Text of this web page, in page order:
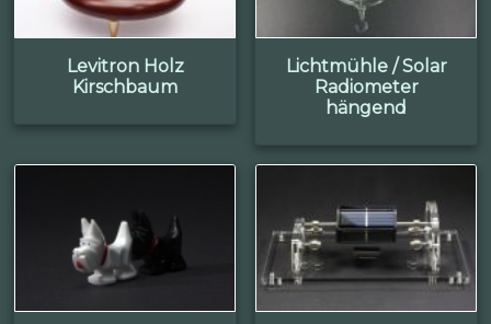
Levitron Holz
Kirschbaum
Lichtmühle / Solar
Radiometer
hängend